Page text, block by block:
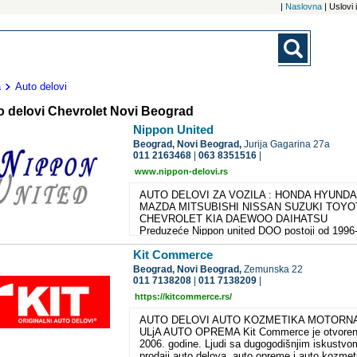
| Naslovna | Uslovi
Auto delovi
delovi Chevrolet Novi Beograd
Nippon United
Beograd, Novi Beograd,Jurija Gagarina 27a
011 2163468 |063 8351516
www.nippon-delovi.rs
AUTO DELOVI ZA VOZILA : HONDA HYUNDAI
MAZDA MITSUBISHI NISSAN SUZUKI
CHEVROLET KIA DAEWOO DAIHATSU
Preduzeće Nippon united DOO postoji od
godine i uspešno posluje do danas. Bavi se
prodajom i nabavkom rezervnih delova za
japanska i korejska vozila i to NISSAN,
MAZDA, MITSUBISHI, HONDA, SUZUKI,
HUYNDAI, KIA, DAEWOO... U prilici smo da
ponudimo delove najpoznatijih svetskih
za proizvodnju rezervnih delova kao i ulja i
proizvođača ELF i Mobil. Ukoliko, potreban
rezervni deo za Vaš auto nemamo na lageru, u
mogućnosti smo da Vam isti po pristupačnoj
Kit Commerce
Beograd, Novi Beograd,Zemunska 22
011 7138208 |011 7138209
https://kitcommerce.rs/
AUTO DELOVI AUTO KOZMETIKA
ULjA AUTO OPREMA Kit Commerce je otvoren
2006. godine. Ljudi sa dugogodišnjim